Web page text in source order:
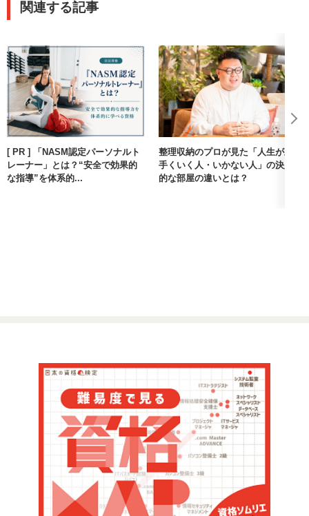
関連する記事
[ PR ] 「NASM認定パーソナルト
レーナー」とは？“安全で効果的
な指導”を体系的...
整理収納のプロが見た「人生が上
手くいく人・いかない人」の決定
的な部屋の違いとは？